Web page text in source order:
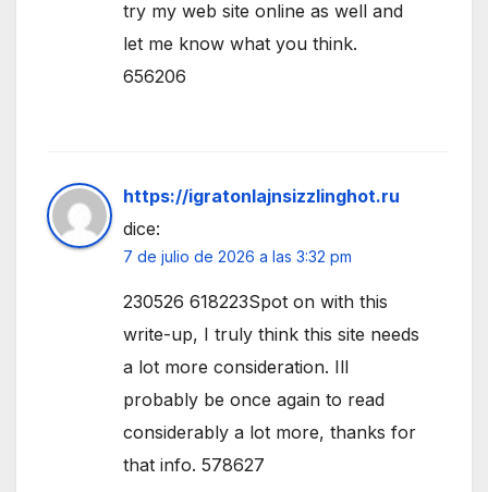
try my web site online as well and
let me know what you think.
656206
https://igratonlajnsizzlinghot.ru
dice:
7 de julio de 2026 a las 3:32 pm
230526 618223Spot on with this
write-up, I truly think this site needs
a lot more consideration. Ill
probably be once again to read
considerably a lot more, thanks for
that info. 578627